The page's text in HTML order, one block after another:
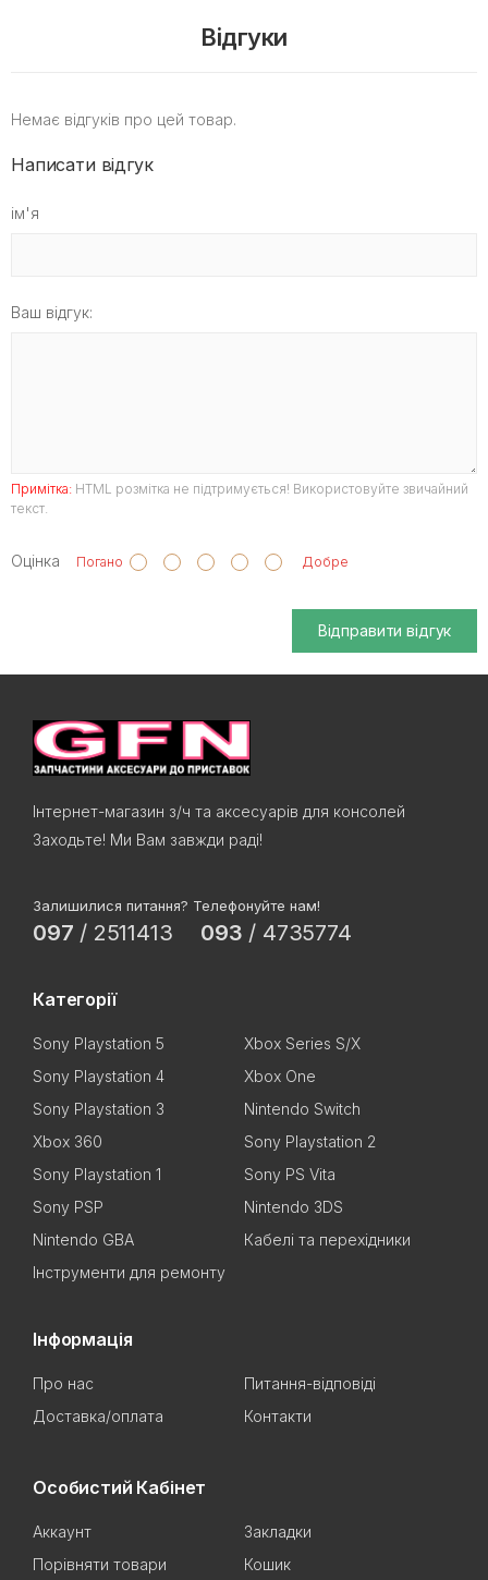
Відгуки
Немає відгуків про цей товар.
Написати відгук
ім'я
Ваш відгук:
Примітка: HTML розмітка не підтримується! Використовуйте звичайний
текст.
Оцінка Погано Добре
Відправити відгук
Інтернет-магазин з/ч та аксесуарів для консолей
Заходьте! Ми Вам завжди раді!
Залишилися питання? Телефонуйте нам!
097 / 2511413 093 / 4735774
Категорії
Sony Playstation 5
Xbox Series S/X
Sony Playstation 4
Xbox One
Sony Playstation 3
Nintendo Switch
Xbox 360
Sony Playstation 2
Sony Playstation 1
Sony PS Vita
Sony PSP
Nintendo 3DS
Nintendo GBA
Кабелі та перехідники
Інструменти для ремонту
Інформація
Про нас
Питання-відповіді
Доставка/оплата
Контакти
Особистий Кабінет
Аккаунт
Закладки
Порівняти товари
Кошик